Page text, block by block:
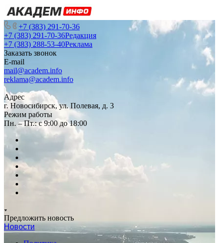
+7 (383) 291-70-36
+7 (383) 291-70-36Редакция
+7 (383) 288-53-40Реклама
Заказать звонок
E-mail
mail@academ.info
reklama@academ.info
Адрес
г. Новосибирск, ул. Полевая, д. 3
Режим работы
Пн. – Пт.: с 9:00 до 18:00
Предложить новость
Новости